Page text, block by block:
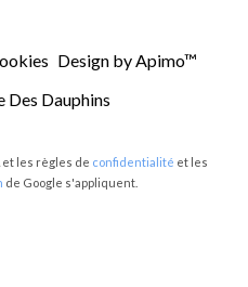
Design byApimo™
Dauphins
et les règles de confidentialité et les
de Google s'appliquent.